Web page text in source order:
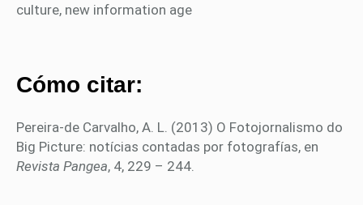
culture, new information age
Cómo citar:
Pereira-de Carvalho, A. L. (2013) O Fotojornalismo do
Big Picture: notícias contadas por fotografías, en
Revista Pangea, 4, 229 – 244.